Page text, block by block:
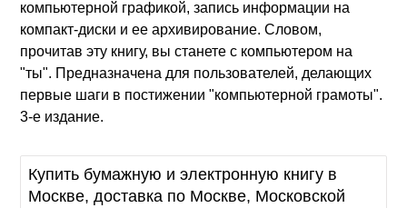
компьютерной графикой, запись информации на
компакт-диски и ее архивирование. Словом,
прочитав эту книгу, вы станете с компьютером на
"ты". Предназначена для пользователей, делающих
первые шаги в постижении "компьютерной грамоты".
3-е издание.
Купить бумажную и электронную книгу в
Москве, доставка по Москве, Московской